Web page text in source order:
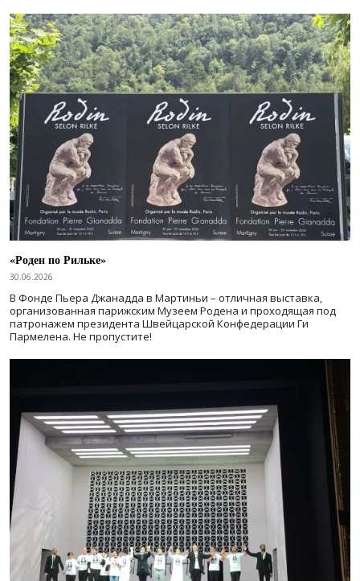
«Роден по Рильке»
30.06.2026
В Фонде Пьера Джанадда в Мартиньи – отличная выставка,
организованная парижским Музеем Родена и проходящая под
патронажем президента Швейцарской Конфедерации Ги
Пармелена. Не пропустите!